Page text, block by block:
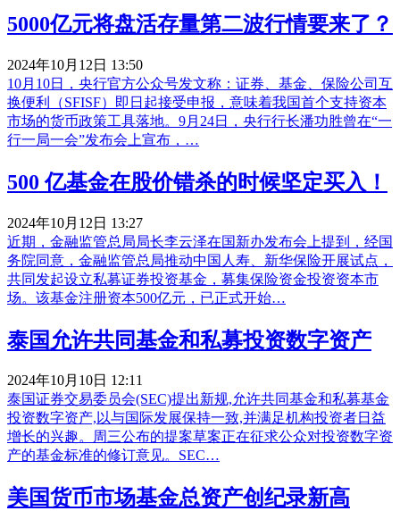
5000亿元将盘活存量第二波行情要来了？
2024年10月12日 13:50
10月10日，央行官方公众号发文称：证券、基金、保险公司互
换便利（SFISF）即日起接受申报，意味着我国首个支持资本
市场的货币政策工具落地。9月24日，央行行长潘功胜曾在“一
行一局一会”发布会上宣布，…
500 亿基金在股价错杀的时候坚定买入！
2024年10月12日 13:27
近期，金融监管总局局长李云泽在国新办发布会上提到，经国
务院同意，金融监管总局推动中国人寿、新华保险开展试点，
共同发起设立私募证券投资基金，募集保险资金投资资本市
场。该基金注册资本500亿元，已正式开始…
泰国允许共同基金和私募投资数字资产
2024年10月10日 12:11
泰国证券交易委员会(SEC)提出新规,允许共同基金和私募基金
投资数字资产,以与国际发展保持一致,并满足机构投资者日益
增长的兴趣。周三公布的提案草案正在征求公众对投资数字资
产的基金标准的修订意见。SEC…
美国货币市场基金总资产创纪录新高